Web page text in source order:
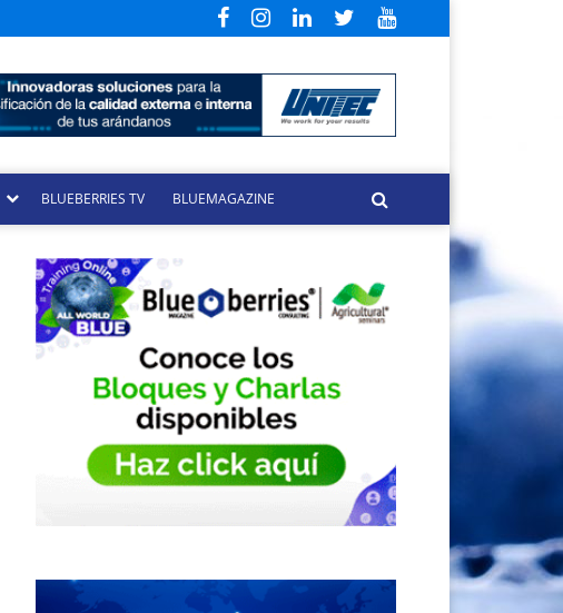
BLUEBERRIES TV BLUEMAGAZINE